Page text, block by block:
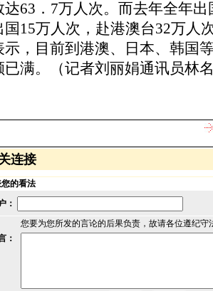
达63．7万人次。而去年全年
国15万人次，赴港澳台32万人
示，目前到港澳、日本、韩国
已满。（记者刘丽娟通讯员林
连接
的看法
：
您要为您所发的言论的后果负责，故请各位遵纪守
：